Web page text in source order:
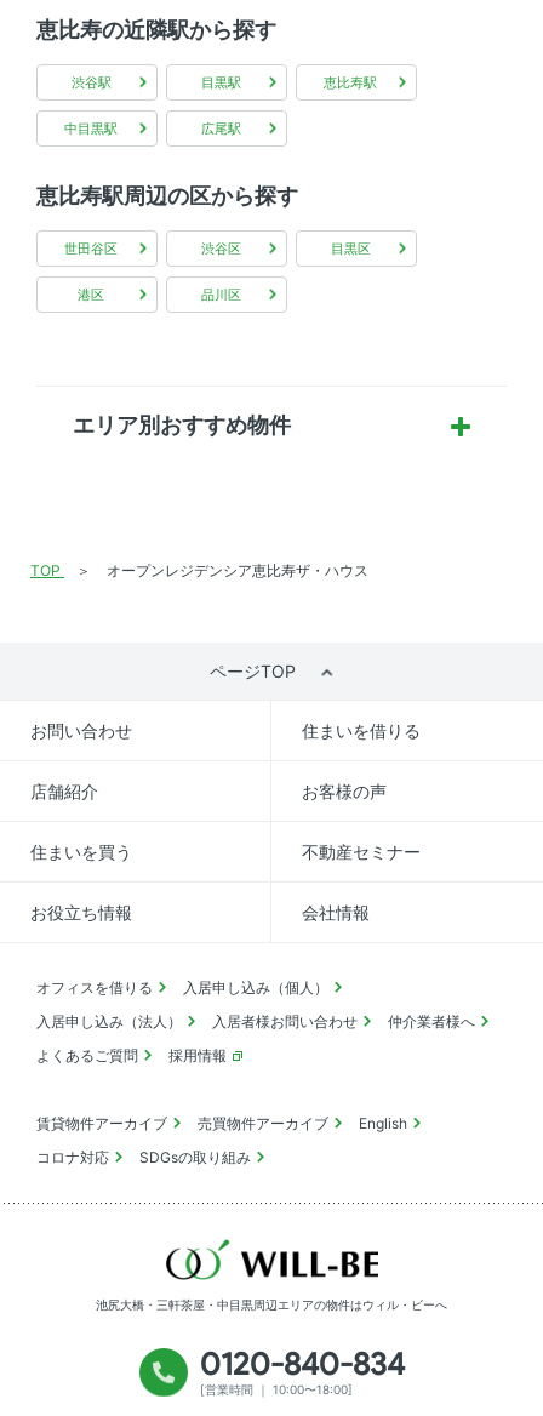
恵比寿の近隣駅から探す
渋谷駅 目黒駅 恵比寿駅
中目黒駅 広尾駅
恵比寿駅周辺の区から探す
世田谷区 渋谷区 目黒区
港区 品川区
エリア別おすすめ物件
TOP オープンレジデンシア恵比寿ザ・ハウス
ページTOP
お問い合わせ 住まいを借りる
店舗紹介 お客様の声
住まいを買う 不動産セミナー
お役立ち情報 会社情報
オフィスを借りる
入居申し込み（個人）
入居申し込み（法人）
入居者様お問い合わせ
仲介業者様へ
よくあるご質問
採用情報
賃貸物件アーカイブ 売買物件アーカイブ
English
コロナ対応
SDGsの取り組み
池尻大橋・三軒茶屋・中目黒周辺エリアの物件はウィル・ビーへ
0120-840-834
[営業時間 ｜ 10:00〜18:00]